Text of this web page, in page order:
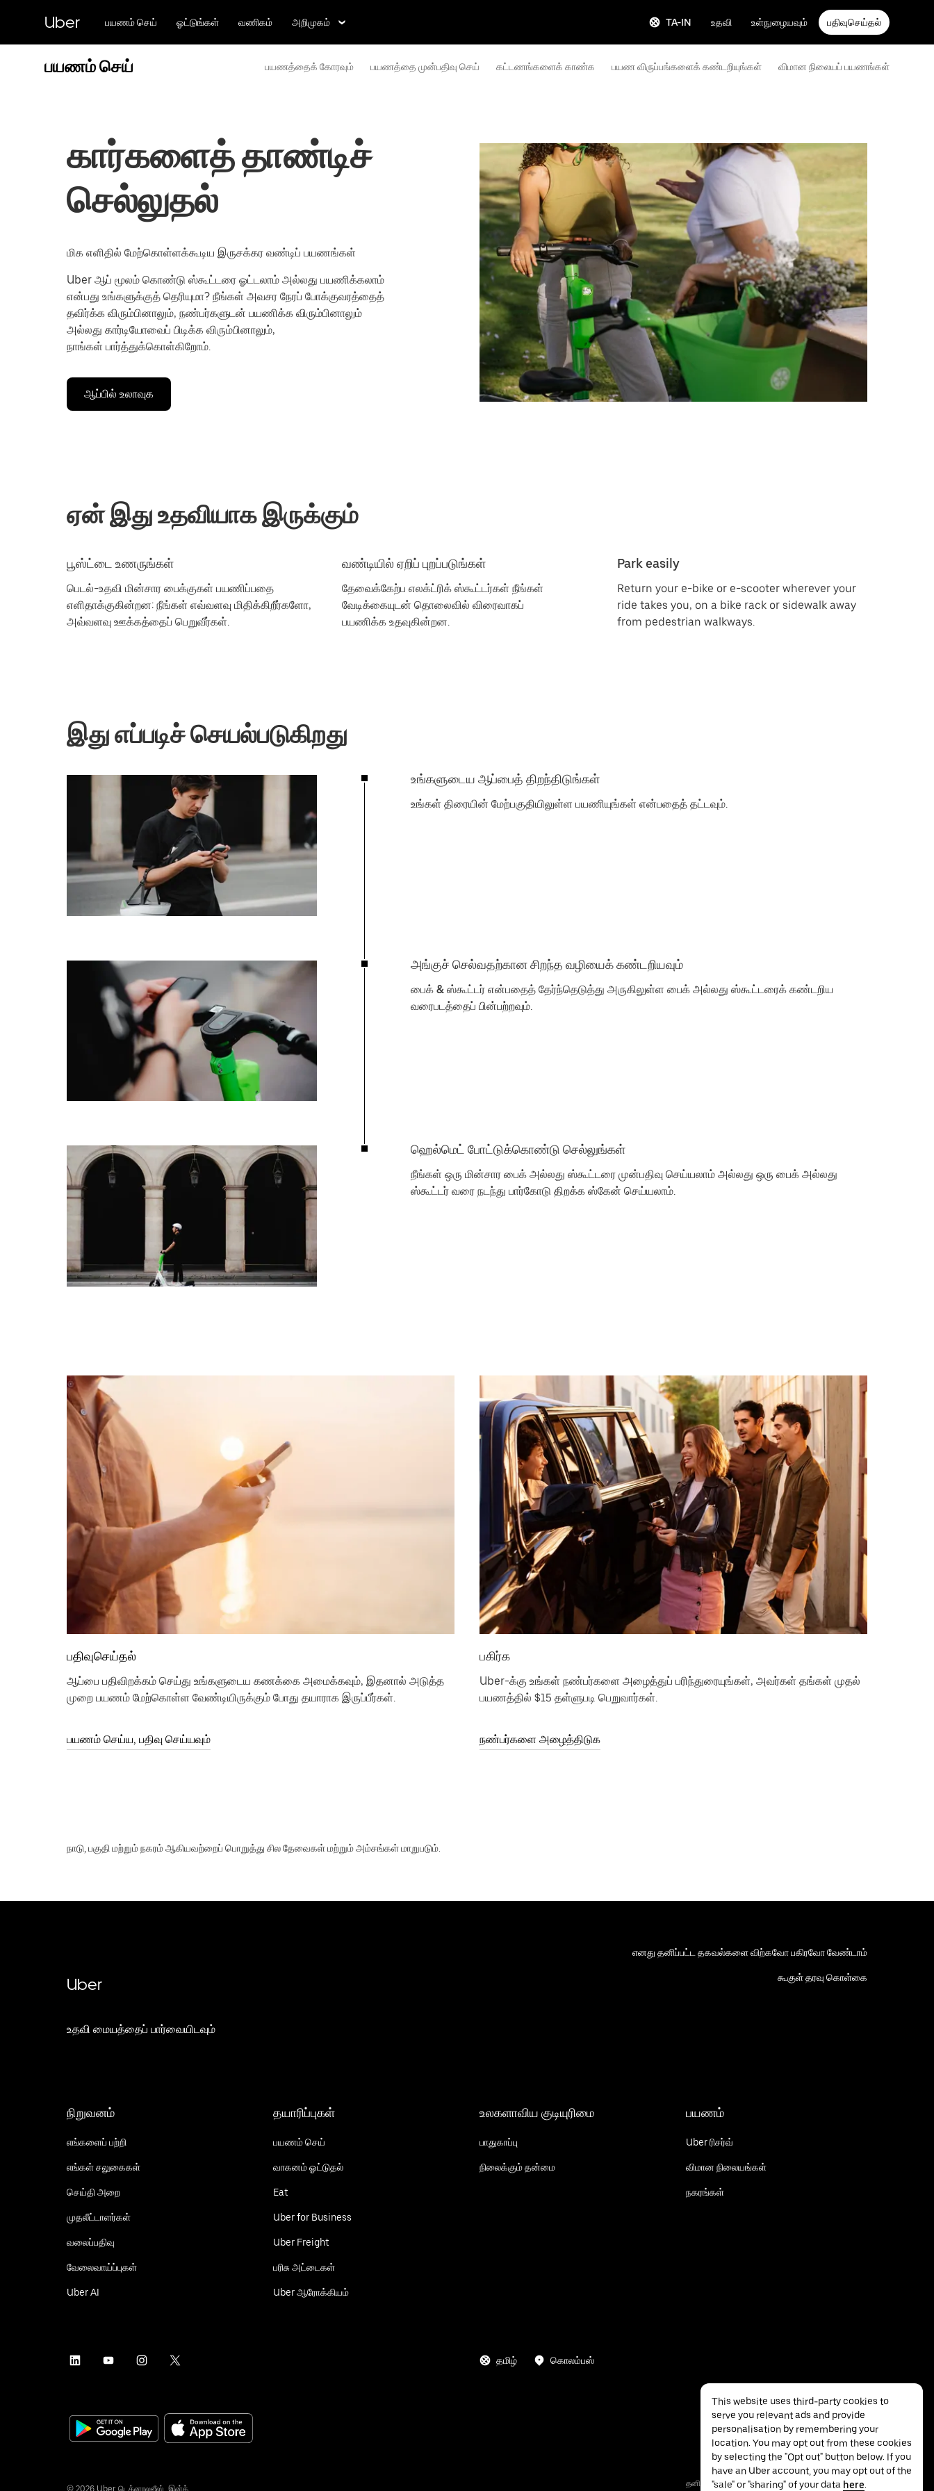
பக்கத்திற்குச்Uber பயணம் செய் ஓட்டுங்கள் வணிகம் அறிமுகம் TA-IN உதவி உள்நுழையவும் பதிவுசெய்தல்
பயணம் செய் பயணத்தைக் கோரவும் பயணத்தை முன்பதிவு செய் கட்டணங்களைக் காண்க பயண விருப்பங்களைக் கண்டறியுங்கள் விமான நிலையப் பயணங்கள்
கார்களைத் தாண்டிச்
செல்லுதல்
மிக எளிதில் மேற்கொள்ளக்கூடிய இருசக்கர வண்டிப் பயணங்கள்
Uber ஆப் மூலம் கொண்டு ஸ்கூட்டரை ஓட்டலாம் அல்லது பயணிக்கலாம்
என்பது உங்களுக்குத் தெரியுமா? நீங்கள் அவசர நேரப் போக்குவரத்தைத்
தவிர்க்க விரும்பினாலும், நண்பர்களுடன் பயணிக்க விரும்பினாலும்
அல்லது கார்டியோவைப் பிடிக்க விரும்பினாலும்,
நாங்கள் பார்த்துக்கொள்கிறோம்.
ஆப்பில் உலாவுக
ஏன் இது உதவியாக இருக்கும்
பூஸ்ட்டை உணருங்கள்
பெடல்-உதவி மின்சார பைக்குகள் பயணிப்பதை
எளிதாக்குகின்றன: நீங்கள் எவ்வளவு மிதிக்கிறீர்களோ,
அவ்வளவு ஊக்கத்தைப் பெறுவீர்கள்.
வண்டியில் ஏறிப் புறப்படுங்கள்
தேவைக்கேற்ப எலக்ட்ரிக் ஸ்கூட்டர்கள் நீங்கள்
வேடிக்கையுடன் தொலைவில் விரைவாகப்
பயணிக்க உதவுகின்றன.
Park easily
Return your e-bike or e-scooter wherever your
ride takes you, on a bike rack or sidewalk away
from pedestrian walkways.
இது எப்படிச் செயல்படுகிறது
உங்களுடைய ஆப்பைத் திறந்திடுங்கள்
உங்கள் திரையின் மேற்பகுதியிலுள்ள பயணியுங்கள் என்பதைத் தட்டவும்.
அங்குச் செல்வதற்கான சிறந்த வழியைக் கண்டறியவும்
பைக் & ஸ்கூட்டர் என்பதைத் தேர்ந்தெடுத்து அருகிலுள்ள பைக் அல்லது ஸ்கூட்டரைக் கண்டறிய
வரைபடத்தைப் பின்பற்றவும்.
ஹெல்மெட் போட்டுக்கொண்டு செல்லுங்கள்
நீங்கள் ஒரு மின்சார பைக் அல்லது ஸ்கூட்டரை முன்பதிவு செய்யலாம் அல்லது ஒரு பைக் அல்லது
ஸ்கூட்டர் வரை நடந்து பார்கோடு திறக்க ஸ்கேன் செய்யலாம்.
பதிவுசெய்தல்
ஆப்பை பதிவிறக்கம் செய்து உங்களுடைய கணக்கை அமைக்கவும், இதனால் அடுத்த
முறை பயணம் மேற்கொள்ள வேண்டியிருக்கும் போது தயாராக இருப்பீர்கள்.
பயணம் செய்ய, பதிவு செய்யவும்
பகிர்க
Uber-க்கு உங்கள் நண்பர்களை அழைத்துப் பரிந்துரையுங்கள், அவர்கள் தங்கள் முதல்
பயணத்தில் $15 தள்ளுபடி பெறுவார்கள்.
நண்பர்களை அழைத்திடுக
நாடு, பகுதி மற்றும் நகரம் ஆகியவற்றைப் பொறுத்து சில தேவைகள் மற்றும் அம்சங்கள் மாறுபடும்.
Uber
உதவி மையத்தைப் பார்வையிடவும்
எனது தனிப்பட்ட தகவல்களை விற்கவோ பகிரவோ வேண்டாம்
கூகுள் தரவு கொள்கை
நிறுவனம்
எங்களைப் பற்றி
எங்கள் சலுகைகள்
செய்தி அறை
முதலீட்டாளர்கள்
வலைப்பதிவு
வேலைவாய்ப்புகள்
Uber AI
தயாரிப்புகள்
பயணம் செய்
வாகனம் ஓட்டுதல்
Eat
Uber for Business
Uber Freight
பரிசு அட்டைகள்
Uber ஆரோக்கியம்
உலகளாவிய குடியுரிமை
பாதுகாப்பு
நிலைக்கும் தன்மை
பயணம்
Uber ரிசர்வ்
விமான நிலையங்கள்
நகரங்கள்
தமிழ் கொலம்பஸ்
தனியுரிமை அணுகல்தன்மை விதிமுறைகள்
This website uses third-party cookies to
serve you relevant ads and provide
personalisation by remembering your
location. You may opt out from these cookies
by selecting the "Opt out" button below. If you
have an Uber account, you may opt out of the
"sale" or "sharing" of your data here.